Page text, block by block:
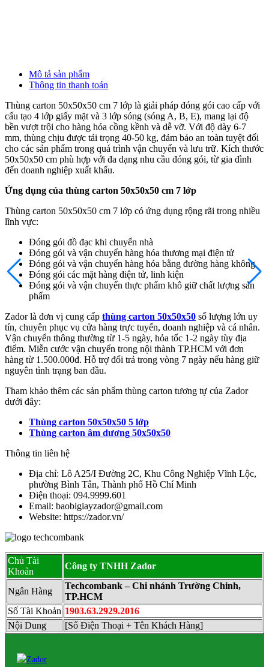
Mô tả sản phẩm
Thông tin thanh toán
Thùng carton 50x50x50 cm 7 lớp là giải pháp đóng gói cao cấp với
cấu tạo 4 lớp giấy mặt và 3 lớp sóng (sóng A, B, E), mang lại độ
bền vượt trội cho hàng hóa cồng kềnh và dễ vỡ. Với độ dày 6-7
mm, thùng chịu được tải trọng 40-50 kg, đảm bảo an toàn tuyệt đối
cho các sản phẩm trong quá trình vận chuyển và lưu trữ. Kích thước
50x50x50 cm phù hợp với đa dạng nhu cầu đóng gói, từ gia đình
đến doanh nghiệp xuất khẩu.
Ứng dụng của thùng carton 50x50x50 cm 7 lớp
Thùng carton 50x50x50 cm 7 lớp có ứng dụng rộng rãi trong nhiều
lĩnh vực:
Đóng gói đồ đạc khi chuyển nhà
Đóng gói và vận chuyển hàng hóa thương mại điện tử
Đóng gói và vận chuyển hàng hóa bằng đường hàng không
Đóng gói các mặt hàng điện tử, linh kiện
Đóng gói và vận chuyển thực phẩm khô giữ chất lượng sản
phẩm
Zador là đơn vị cung cấp thùng carton 50x50x50 số lượng lớn uy
tín, chuyên phục vụ cửa hàng trực tuyến, doanh nghiệp và cá nhân.
Vận chuyển thông thường từ 1-5 ngày, hỏa tốc 1-2 ngày tùy địa
điểm. Miễn cước vận chuyển trong nội thành TP.HCM với đơn
hàng từ 1.500.000đ. Hỗ trợ đổi trả trong vòng 7 ngày nếu hàng giữ
nguyên tình trạng ban đầu.
Tham khảo thêm các sản phẩm thùng carton tương tự của Zador
dưới đây:
Thùng carton 50x50x50 5 lớp
Thùng carton âm dương 50x50x50
Thông tin liên hệ
Địa chỉ: Lô A25/I Đường 2C, Khu Công Nghiệp Vĩnh Lộc,
phường Bình Tân, Thành phố Hồ Chí Minh
Điện thoại: 094.9999.601
Email: baobigiayzador@gmail.com
Website: https://zador.vn/
Chủ Tài
Khoản
Công ty TNHH Zador
Ngân Hàng
Techcombank – Chi nhánh Trường Chinh,
TP.HCM
Số Tài Khoản 1903.63.2929.2016
Nội Dung
[Số Điện Thoại + Tên Khách Hàng]